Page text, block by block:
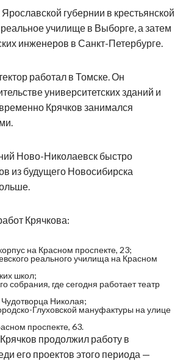
губернии в крестьянской
училище в Выборге, а затем
инженеров в Санкт-Петербурге.
работал в Томске. Он
университетских зданий и
Крячков занимался
Ново-Николаевск быстро
из будущего Новосибирска
Крячкова:
на Красном проспекте, 23;
реального училища на Красном
школ;
собрания, где сегодня работает театр
Николая;
Глуховской мануфактуры на улице
проспекте, 63.
продолжил работу в
его проектов этого периода —